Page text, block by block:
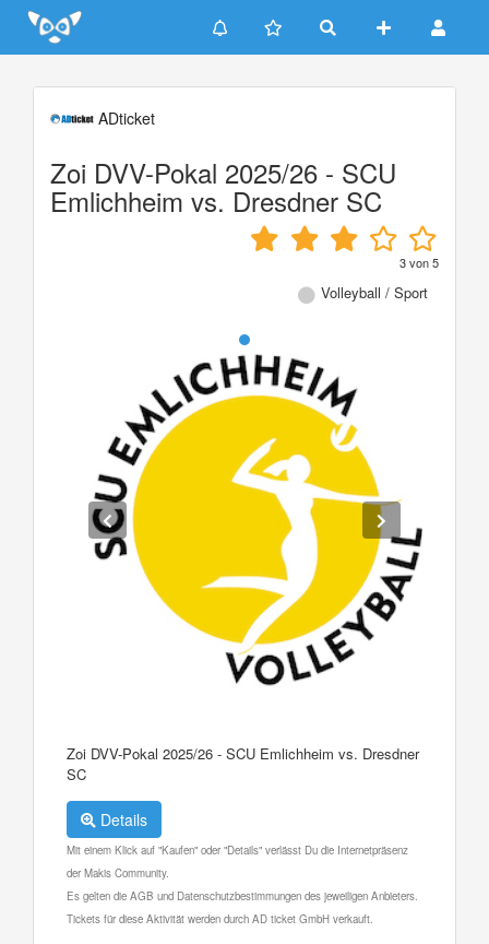
Update cookies preferences
ADticket
Zoi DVV-Pokal 2025/26 - SCU
Emlichheim vs. Dresdner SC
3von5
Volleyball / Sport
Zoi DVV-Pokal 2025/26 - SCU Emlichheim vs. Dresdner
SC
Details
Mit einem Klick auf "Kaufen" oder "Details" verlässt Du die Internetpräsenz
der Makis Community.
Es gelten die AGB und Datenschutzbestimmungen des jeweiligen Anbieters.
Tickets für diese Aktivität werden durch AD ticket GmbH verkauft.